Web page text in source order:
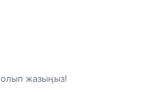
жазыңыз!